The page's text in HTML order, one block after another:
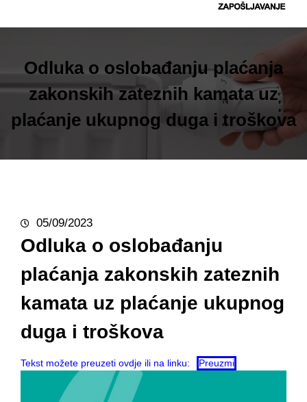
r
gOdluka o oslobađanju plaćanja
zakonskih zateznih kamata uz
plaćanje ukupnog duga i troškova
05/09/2023
Odluka o oslobađanju
plaćanja zakonskih zateznih
kamata uz plaćanje ukupnog
duga i troškova
Tekst možete preuzeti ovdje ili na linku: Preuzmi